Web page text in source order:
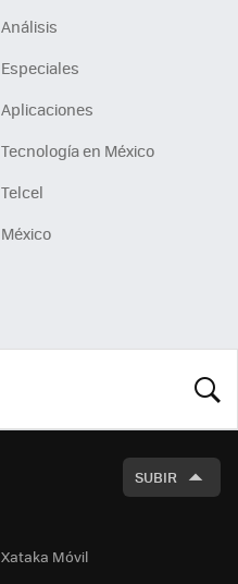
Análisis
Especiales
Aplicaciones
Tecnología en México
Telcel
México
SUBIR
Xataka Móvil